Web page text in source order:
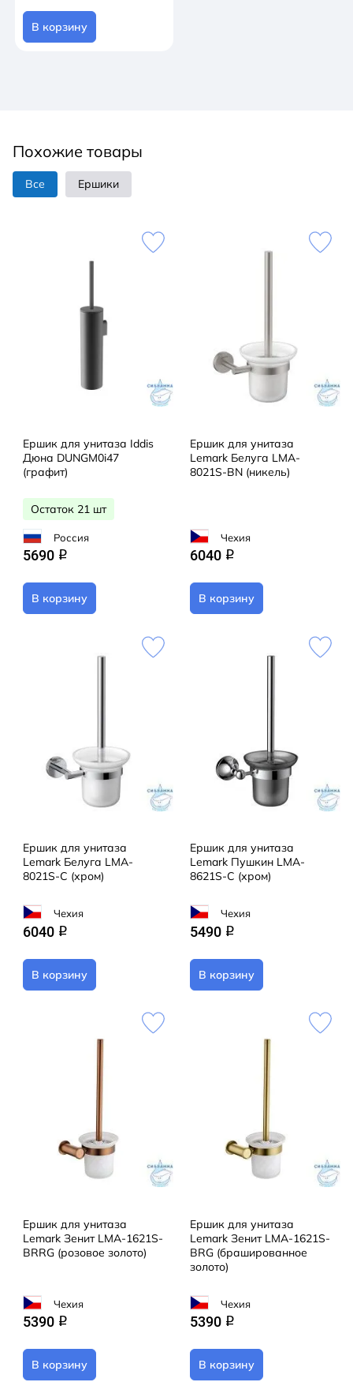
В корзину
Похожие товары
Все Ершики
Ершик для унитаза Iddis
Дюна DUNGM0i47
(графит)
Остаток 21 шт
Россия
5690 q
В корзину
Ершик для унитаза
Lemark Белуга LMA-
8021S-BN (никель)
Чехия
6040 q
В корзину
Ершик для унитаза
Lemark Белуга LMA-
8021S-C (хром)
Чехия
6040 q
В корзину
Ершик для унитаза
Lemark Пушкин LMA-
8621S-C (хром)
Чехия
5490 q
В корзину
Ершик для унитаза
Lemark Зенит LMA-1621S-
BRRG (розовое золото)
Чехия
5390 q
В корзину
Ершик для унитаза
Lemark Зенит LMA-1621S-
BRG (брашированное
золото)
Чехия
5390 q
В корзину